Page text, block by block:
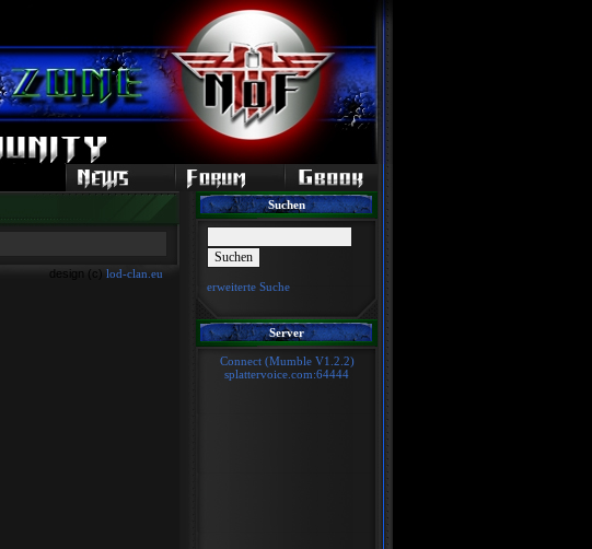
design (c) lod-clan.eu
Suchen
erweiterte Suche
Server
Connect (Mumble V1.2.2)
splattervoice.com:64444